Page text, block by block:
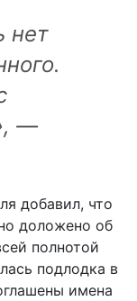
нет
—
добавил, что
доложено об
полнотой
подлодка в
имена